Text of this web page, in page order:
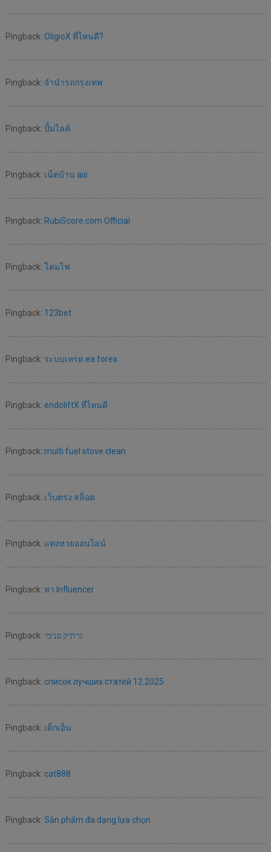
Pingback: OligioX ที่ไหนดี?
Pingback: จำนำรถกรุงเทพ
Pingback: ปั้มไลค์
Pingback: เน็ตบ้าน ais
Pingback: RubiScore.com Official
Pingback: โคมไฟ
Pingback: 123bet
Pingback: ระบบเทรด ea forex
Pingback: endoliftX ที่ไหนดี
Pingback: multi fuel stove clean
Pingback: เว็บตรง สล็อต
Pingback: แทงหวยออนไลน์
Pingback: หา Influencer
Pingback: נרתיק פנימי
Pingback: список лучших статей 12.2025
Pingback: เด็กเอ็น
Pingback: cat888
Pingback: Sản phẩm đa dạng lựa chọn